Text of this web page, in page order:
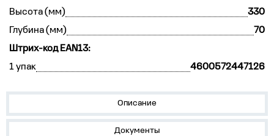
Высота (мм)
330
Глубина (мм)
70
Штрих-код EAN13:
1 упак
4600572447126
Описание
Документы